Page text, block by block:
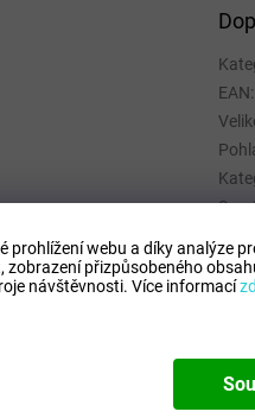
prohlížení webu a díky analýze
zobrazení přizpůsobeného
návštěvnosti. Více informací
EAN: